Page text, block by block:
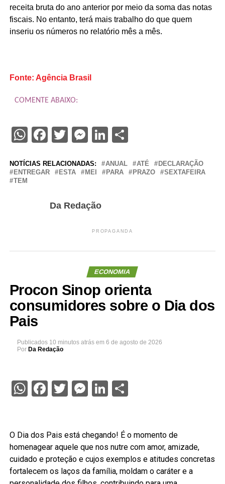
receita bruta do ano anterior por meio da soma das notas
fiscais. No entanto, terá mais trabalho do que quem
inseriu os números no relatório mês a mês.
Fonte: Agência Brasil
COMENTE ABAIXO:
WhatsApp
Facebook
Twitter
Messenger
LinkedIn
Share
NOTÍCIAS RELACIONADAS: ANUAL ATÉ
DECLARAÇÃO
ENTREGAR
ESTA MEI PARA PRAZO
SEXTAFEIRA
TEM
Da Redação
PROPAGANDA
ECONOMIA
Procon Sinop orienta
consumidores sobre o Dia dos
Pais
Publicados 10 minutos atrás em 6 de agosto de 2026
Por Da Redação
WhatsApp
Facebook
Twitter
Messenger
LinkedIn
Share
O Dia dos Pais está chegando! É o momento de
homenagear aquele que nos nutre com amor, amizade,
cuidado e proteção e cujos exemplos e atitudes concretas
fortalecem os laços da família, moldam o caráter e a